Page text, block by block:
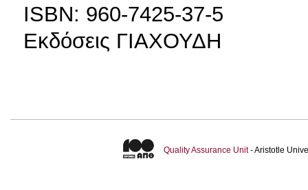
ISBN: 960-7425-37-5
Εκδόσεις ΓΙΑΧΟΥΔΗ
Quality Assurance Unit- Aristotle